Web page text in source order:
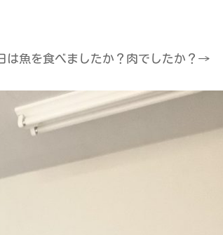
は魚を食べましたか？肉でしたか？→